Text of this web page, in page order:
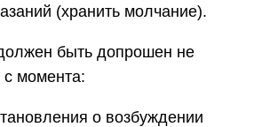
(хранить молчание).
быть допрошен не
с момента:
о возбуждении